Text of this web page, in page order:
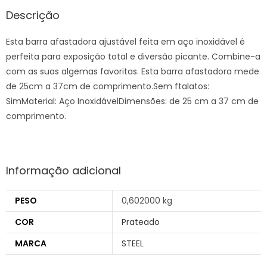
Descrição
Esta barra afastadora ajustável feita em aço inoxidável é
perfeita para exposição total e diversão picante. Combine-a
com as suas algemas favoritas. Esta barra afastadora mede
de 25cm a 37cm de comprimento.Sem ftalatos:
SimMaterial: Aço InoxidávelDimensões: de 25 cm a 37 cm de
comprimento.
Informação adicional
PESO
0,602000 kg
COR
Prateado
MARCA
STEEL